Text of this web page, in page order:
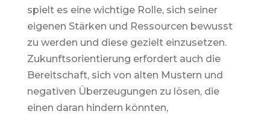
spielt es eine wichtige Rolle, sich seiner
eigenen Stärken und Ressourcen bewusst
zu werden und diese gezielt einzusetzen.
Zukunftsorientierung erfordert auch die
Bereitschaft, sich von alten Mustern und
negativen Überzeugungen zu lösen, die
einen daran hindern könnten,